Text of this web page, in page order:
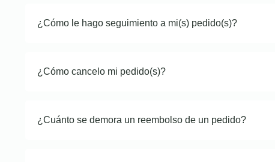
¿Cómo le hago seguimiento a mi(s) pedido(s)?
¿Cómo cancelo mi pedido(s)?
¿Cuánto se demora un reembolso de un pedido?